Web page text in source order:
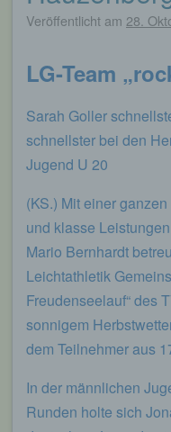
Veröffentlicht am 28.
LG-Team
Sarah Goller
schnellster bei den
Jugend U 20
(KS.) Mit einer
und klasse
Mario Bernhardt
Leichtathletik
Freudenseelauf“ des
sonnigem
dem Teilnehmer aus
In der männlichen
Runden holte sich